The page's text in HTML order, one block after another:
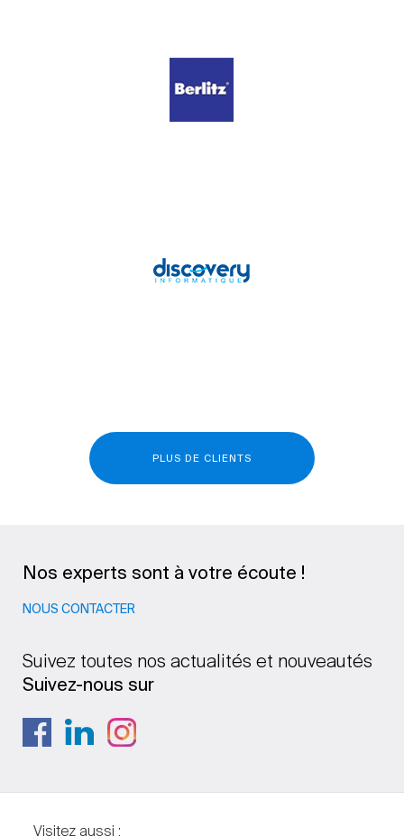
PLUS DE CLIENTS
Nos experts sont à votre écoute !
NOUS CONTACTER
Suivez toutes nos actualités et nouveautés
Suivez-nous sur
Visitez aussi :